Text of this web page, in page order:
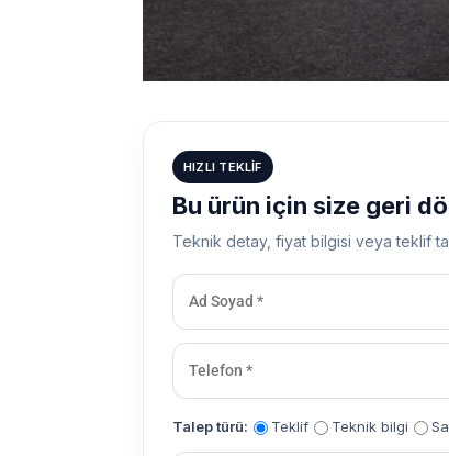
HIZLI TEKLIF
Bu ürün için size geri
Teknik detay, fiyat bilgisi veya teklif
Talep türü: Teklif Teknik bilgi